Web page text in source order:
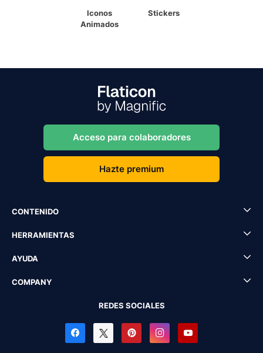
Iconos
Animados
Stickers
Acceso para colaboradores
Hazte premium
CONTENIDO
HERRAMIENTAS
AYUDA
COMPANY
REDES SOCIALES